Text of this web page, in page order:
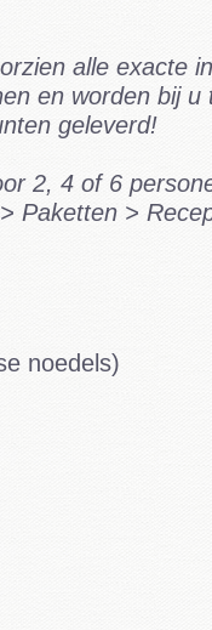
alle exacte
en worden bij u
geleverd!
2, 4 of 6
Paketten >
noedels)